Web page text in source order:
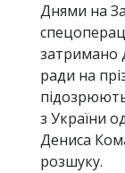
Днями на
затримано
ради на
з України
Дениса
розшуку.